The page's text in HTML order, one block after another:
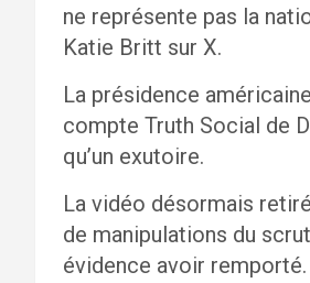
ne représente pas la
Katie Britt sur X.
La présidence
compte Truth Social de
qu’un exutoire.
La vidéo désormais
de manipulations du
évidence avoir remporté.